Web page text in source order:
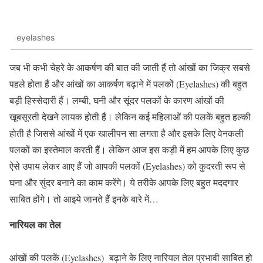
eyelashes
जब भी कभी चेहरे के आकर्षण की बात की जाती हैं तो आंखों का जिक्र सबसे
पहले होता हैं और आंखों का आकर्षण बढ़ाने में पलकों (Eyelashes) की बहुत
बड़ी हिस्सेदारी हैं। लम्बी, घनी और सूंदर पलकों के कारण आंखों की
खूबसूरती देखने लायक होती हैं। लेकिन कई महिलाओं की पलकें बहुत हल्की
होती है जिससे आंखों में एक खालीपन सा लगता है और इसके लिए वेनकली
पलकों का इस्तेमाल करती हैं। लेकिन आज इस कड़ी में हम आपके लिए कुछ
ऐसे उपाय लेकर आए हैं जो आपकी पलकों (Eyelashes) को कुदरती रूप से
घना और सुंदर बनाने का काम करेंगे। ये तरीके आपके लिए बहुत मददगार
साबित होंगे। तो आइये जानते हैं इनके बारे में…
नारियल का तेल
आंखों की पलकें (Eyelashes) बढ़ाने के लिए नारियल तेल प्रभावी साबित हो